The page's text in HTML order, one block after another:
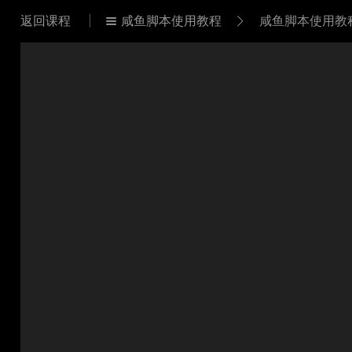
返回课程  咸鱼脚本使用教程  咸鱼脚本使用教